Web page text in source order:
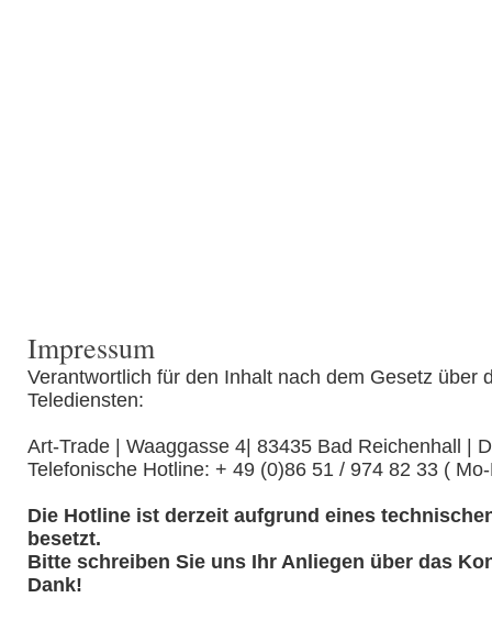
Impressum
Verantwortlich für den Inhalt nach dem Gesetz über
Telediensten:
Art-Trade | Waaggasse 4| 83435 Bad Reichenhall |
Telefonische Hotline: + 49 (0)86 51 / 974 82 33 (
Die Hotline ist derzeit aufgrund eines
besetzt.
Bitte schreiben Sie uns Ihr Anliegen über das
Dank!